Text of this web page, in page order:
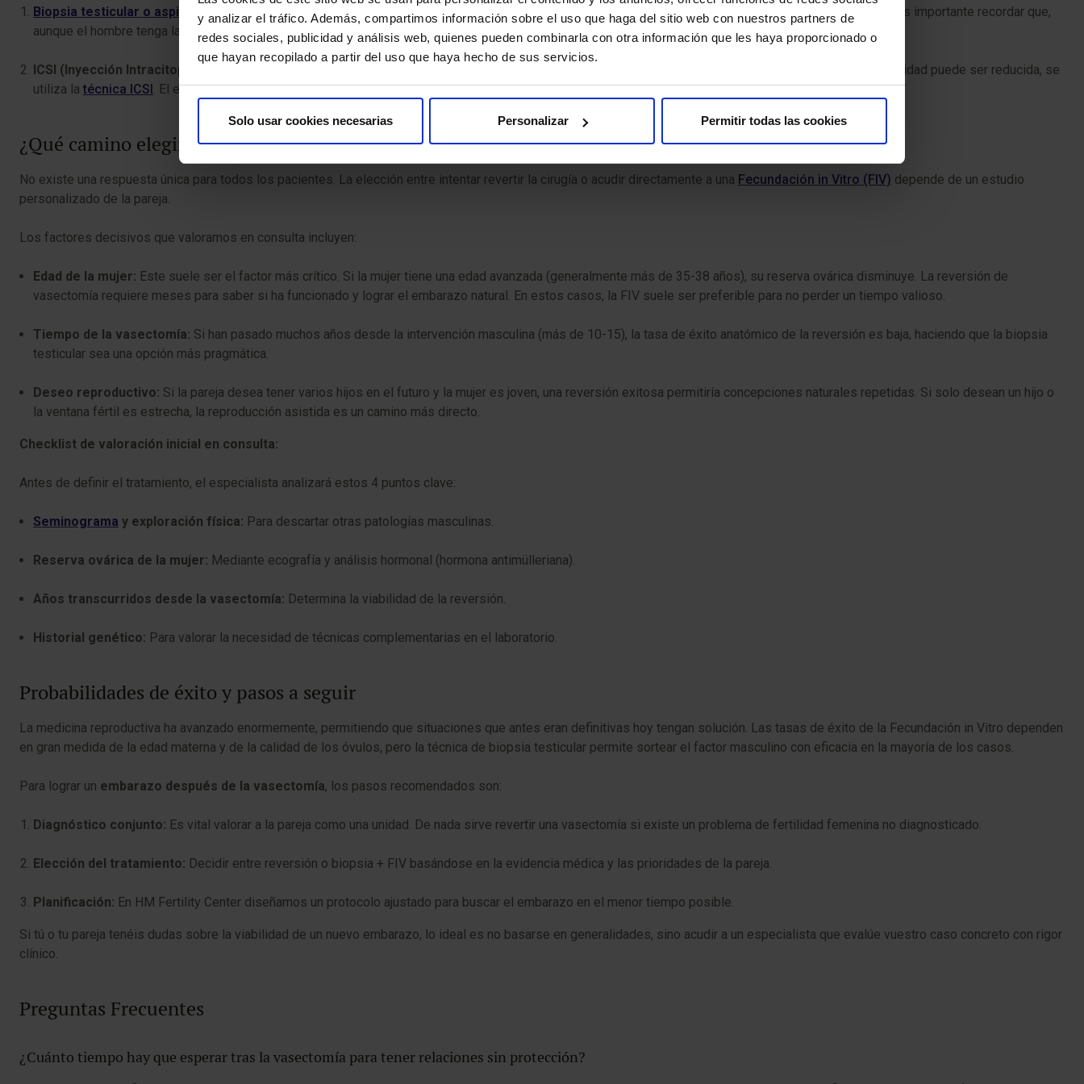
y analizar el tráfico. Además, compartimos información sobre el uso que haga del sitio web con nuestros partners de
redes sociales, publicidad y análisis web, quienes pueden combinarla con otra información que les haya proporcionado o
que hayan recopilado a partir del uso que haya hecho de sus servicios.
Solo usar cookies necesarias Personalizar Permitir todas las cookies
Biopsia testicular o aspiración
Es una intervención sencilla, generalmente ambulatoria, donde se extraen espermatozoides directamente del testículo. Es importante recordar que,
aunque el hombre tenga la vasectomía, sus testículos siguen produciendo espermatozoides; la cirugía solo impide su salida.
ICSI (Inyección Intracitoplasmática de Espermatozoides):
Dado que la cantidad de espermatozoides recuperados mediante biopsia es baja y su movilidad puede ser reducida, se
utiliza la técnica ICSI . El embriólogo selecciona los espermatozoides viables uno a uno y los inyecta directamente dentro de los óvulos de la pareja.
¿Qué camino elegir: Reversión o Reproducción Asistida?
No existe una respuesta única para todos los pacientes. La elección entre intentar revertir la cirugía o acudir directamente a una Fecundación in Vitro (FIV) depende de un estudio
personalizado de la pareja.
Los factores decisivos que valoramos en consulta incluyen:
Edad de la mujer: Este suele ser el factor más crítico. Si la mujer tiene una edad avanzada (generalmente más de 35-38 años), su reserva ovárica disminuye. La reversión de
vasectomía requiere meses para saber si ha funcionado y lograr el embarazo natural. En estos casos, la FIV suele ser preferible para no perder un tiempo valioso.
Tiempo de la vasectomía: Si han pasado muchos años desde la intervención masculina (más de 10-15), la tasa de éxito anatómico de la reversión es baja, haciendo que la biopsia
testicular sea una opción más pragmática.
Deseo reproductivo: Si la pareja desea tener varios hijos en el futuro y la mujer es joven, una reversión exitosa permitiría concepciones naturales repetidas. Si solo desean un hijo o
la ventana fértil es estrecha, la reproducción asistida es un camino más directo.
Checklist de valoración inicial en consulta:
Antes de definir el tratamiento, el especialista analizará estos 4 puntos clave:
Seminograma y exploración física: Para descartar otras patologías masculinas.
Reserva ovárica de la mujer: Mediante ecografía y análisis hormonal (hormona antimülleriana).
Años transcurridos desde la vasectomía: Determina la viabilidad de la reversión.
Historial genético: Para valorar la necesidad de técnicas complementarias en el laboratorio.
Probabilidades de éxito y pasos a seguir
La medicina reproductiva ha avanzado enormemente, permitiendo que situaciones que antes eran definitivas hoy tengan solución. Las tasas de éxito de la Fecundación in Vitro dependen
en gran medida de la edad materna y de la calidad de los óvulos, pero la técnica de biopsia testicular permite sortear el factor masculino con eficacia en la mayoría de los casos.
Para lograr un embarazo después de la vasectomía, los pasos recomendados son:
Diagnóstico conjunto: Es vital valorar a la pareja como una unidad. De nada sirve revertir una vasectomía si existe un problema de fertilidad femenina no diagnosticado.
Elección del tratamiento: Decidir entre reversión o biopsia + FIV basándose en la evidencia médica y las prioridades de la pareja.
Planificación: En HM Fertility Center diseñamos un protocolo ajustado para buscar el embarazo en el menor tiempo posible.
Si tú o tu pareja tenéis dudas sobre la viabilidad de un nuevo embarazo, lo ideal es no basarse en generalidades, sino acudir a un especialista que evalúe vuestro caso concreto con rigor
clínico.
Preguntas Frecuentes
¿Cuánto tiempo hay que esperar tras la vasectomía para tener relaciones sin protección?